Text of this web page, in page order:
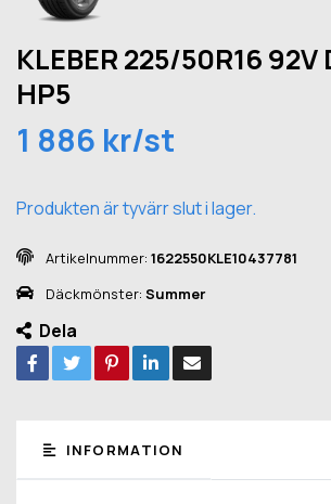
KLEBER 225/50R16 92V
HP5
1 886 kr/st
Produkten är tyvärr slut i lager.
Artikelnummer: 1622550KLE10437781
Däckmönster: Summer
Dela
INFORMATION